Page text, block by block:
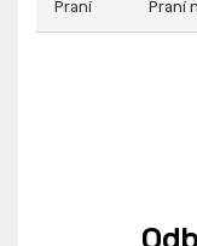
Praní Praní